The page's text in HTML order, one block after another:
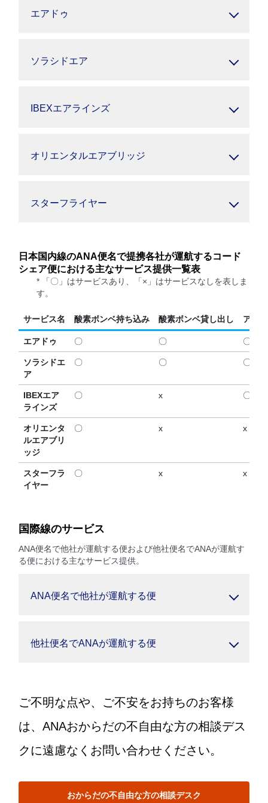
エアドゥ
ソラシドエア
IBEXエアラインズ
オリエンタルエアブリッジ
スターフライヤー
日本国内線のANA便名で提携各社が運航するコード
シェア便における主なサービス提供一覧表
* 「〇」はサービスあり、「×」はサービスなしを表しま
す。
サービス名 酸素ボンベ持ち込み 酸素ボンベ貸し出し アシ
エアドゥ 〇 〇 〇
ソラシドエ
ア
〇 〇 〇
IBEXエア
ラインズ
〇 x 〇
オリエンタ
ルエアブリ
ッジ
〇 x x
スターフラ
イヤー
〇 x x
国際線のサービス
ANA便名で他社が運航する便および他社便名でANAが運航す
る便における主なサービス提供。
ANA便名で他社が運航する便
他社便名でANAが運航する便
ご不明な点や、ご不安をお持ちのお客様
は、ANAおからだの不自由な方の相談デス
クに遠慮なくお問い合わせください。
おからだの不自由な方の相談デスク